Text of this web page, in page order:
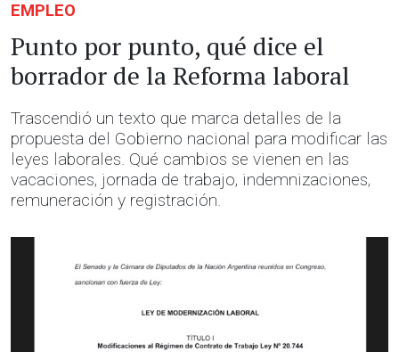
EMPLEO
Punto por punto, qué dice el
borrador de la Reforma laboral
Trascendió un texto que marca detalles de la
propuesta del Gobierno nacional para modificar las
leyes laborales. Qué cambios se vienen en las
vacaciones, jornada de trabajo, indemnizaciones,
remuneración y registración.